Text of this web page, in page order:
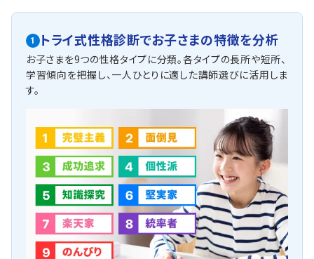
1 トライ式性格診断でお子さまの特徴を分析
お子さまを9つの性格タイプに分類。各タイプの長所や短所、
学習傾向を把握し、一人ひとりに適した講師選びに活用しま
す。